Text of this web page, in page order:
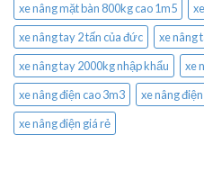
xe nâng mặt bàn 800kg cao 1m5
xe nâng tay 2 tấn của đức
xe nâng
xe nâng tay 2000kg nhập khẩu
xe
xe nâng điện cao 3m3
xe nâng
xe nâng điện giá rẻ